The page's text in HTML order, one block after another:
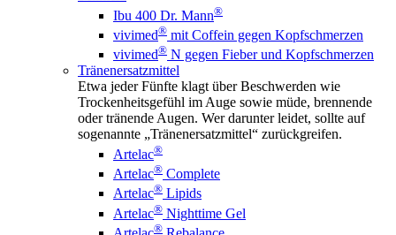
Ibu 400 Dr. Mann®
vivimed® mit Coffein gegen Kopfschmerzen
vivimed® N gegen Fieber und Kopfschmerzen
Tränenersatzmittel
Etwa jeder Fünfte klagt über Beschwerden wie
Trockenheitsgefühl im Auge sowie müde, brennende
oder tränende Augen. Wer darunter leidet, sollte auf
sogenannte „Tränenersatzmittel“ zurückgreifen.
Artelac®
Artelac® Complete
Artelac® Lipids
Artelac® Nighttime Gel
®